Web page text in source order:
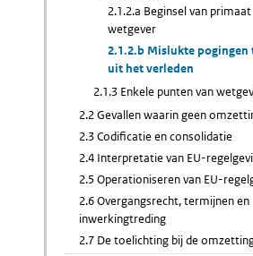
2.1.2.a Beginsel van
wetgever
2.1.2.b Mislukte
uit het verleden
2.1.3 Enkele punten van
2.2 Gevallen waarin geen
2.3 Codificatie en consolidatie
2.4 Interpretatie van EU-
2.5 Operationiseren van EU-
2.6 Overgangsrecht, termijnen en
inwerkingtreding
2.7 De toelichting bij de